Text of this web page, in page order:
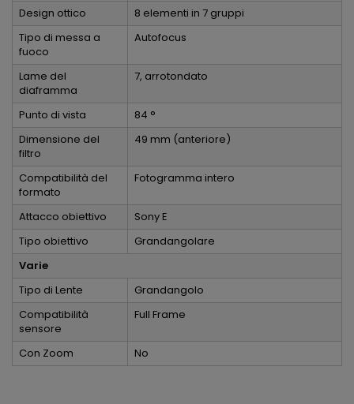
Design ottico
8 elementi in 7 gruppi
Tipo di messa a
fuoco
Autofocus
Lame del
diaframma
7, arrotondato
Punto di vista
84 °
Dimensione del
filtro
49 mm (anteriore)
Compatibilità del
formato
Fotogramma intero
Attacco obiettivo
Sony E
Tipo obiettivo
Grandangolare
Varie
Tipo di Lente
Grandangolo
Compatibilità
sensore
Full Frame
Con Zoom No